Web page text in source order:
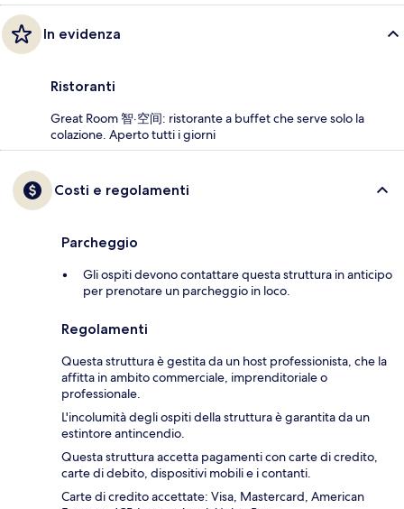
In evidenza
Ristoranti
Great Room 智·空间: ristorante a buffet che serve solo la
colazione. Aperto tutti i giorni
Costi e regolamenti
Parcheggio
Gli ospiti devono contattare questa struttura in anticipo
per prenotare un parcheggio in loco.
Regolamenti
Questa struttura è gestita da un host professionista, che la
affitta in ambito commerciale, imprenditoriale o
professionale.
L'incolumità degli ospiti della struttura è garantita da un
estintore antincendio.
Questa struttura accetta pagamenti con carte di credito,
carte di debito, dispositivi mobili e i contanti.
Carte di credito accettate: Visa, Mastercard, American